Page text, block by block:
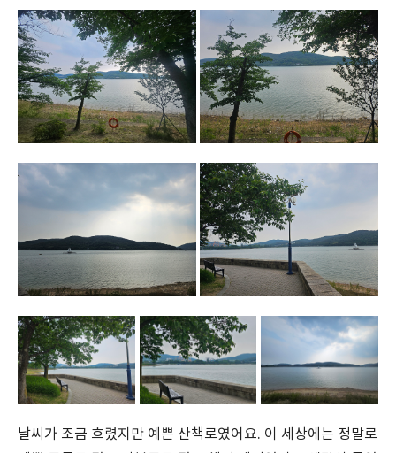
날씨가 조금 흐렸지만 예쁜 산책로였어요. 이 세상에는 정말로